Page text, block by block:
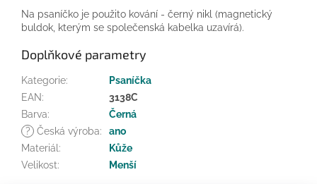
Na psaníčko je použito kování - černý nikl (magnetický
buldok, kterým se společenská kabelka uzavírá).
Doplňkové parametry
Kategorie:
Psaníčka
EAN:
3138C
Barva:
Černá
?
Česká výroba:
ano
Materiál :
Kůže
Velikost: Menší